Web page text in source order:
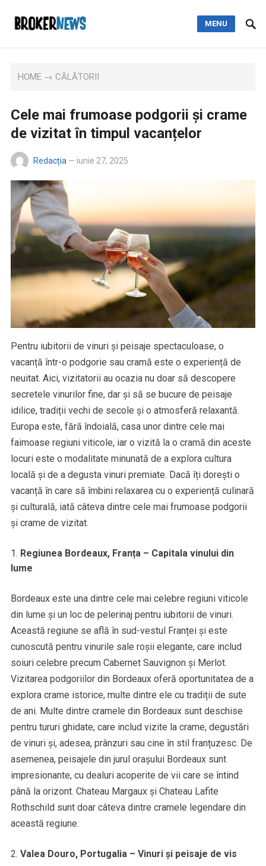
MENU
HOME →CĂLĂTORII
Cele mai frumoase podgorii și crame
de vizitat în timpul vacanțelor
Redacția — iunie 27, 2025
Pentru iubitorii de vinuri și peisaje spectaculoase, o
vacanță într-o podgorie sau cramă este o experiență de
neuitat. Aici, vizitatorii au ocazia nu doar să descopere
secretele vinurilor fine, dar și să se bucure de peisaje
idilice, tradiții vechi de secole și o atmosferă relaxantă.
Europa este, fără îndoială, casa unor dintre cele mai
faimoase regiuni viticole, iar o vizită la o cramă din aceste
locuri este o modalitate minunată de a explora cultura
locală și de a degusta vinuri premiate. Dacă îți dorești o
vacanță în care să îmbini relaxarea cu o experiență culinară
și culturală, iată câteva dintre cele mai frumoase podgorii
și crame de vizitat.
Regiunea Bordeaux, Franța – Capitala vinului din
lume
Bordeaux este una dintre cele mai celebre regiuni viticole
din lume și un loc de pelerinaj pentru iubitorii de vinuri.
Această regiune se află în sud-vestul Franței și este
cunoscută pentru vinurile sale roșii elegante, care includ
soiuri celebre precum Cabernet Sauvignon și Merlot.
Vizitarea podgoriilor din Bordeaux oferă oportunitatea de a
explora crame istorice, multe dintre ele cu tradiții de sute
de ani. Multe dintre cramele din Bordeaux sunt deschise
pentru tururi ghidate, care includ vizite la crame, degustări
de vinuri și, adesea, prânzuri sau cine în stil franțuzesc. De
asemenea, peisajele din jurul orașului Bordeaux sunt
impresionante, cu dealuri acoperite de vii care se întind
până la orizont. Chateau Margaux și Chateau Lafite
Rothschild sunt doar câteva dintre cramele legendare din
această regiune.
Valea Douro, Portugalia – Vinuri și peisaje de vis